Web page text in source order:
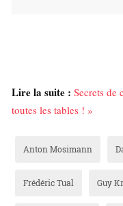
Lire la suite : Secrets
toutes les tables ! »
Anton Mosimann
Frédéric Tual Guy